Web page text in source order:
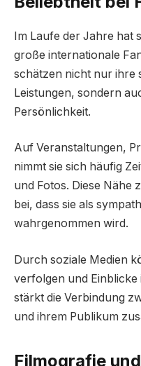
Im Laufe der Jahre hat
große internationale
schätzen nicht nur ihre
Leistungen, sondern
Persönlichkeit.
Auf Veranstaltungen,
nimmt sie sich häufig
und Fotos. Diese Nähe
bei, dass sie als
wahrgenommen wird.
Durch soziale Medien
verfolgen und Einblicke
stärkt die Verbindung
und ihrem Publikum
Filmografie